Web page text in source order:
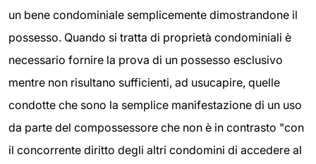
un bene condominiale semplicemente dimostrandone il
possesso. Quando si tratta di proprietà condominiali è
necessario fornire la prova di un possesso esclusivo
mentre non risultano sufficienti, ad usucapire, quelle
condotte che sono la semplice manifestazione di un uso
da parte del compossessore che non è in contrasto "con
il concorrente diritto degli altri condomini di accedere al